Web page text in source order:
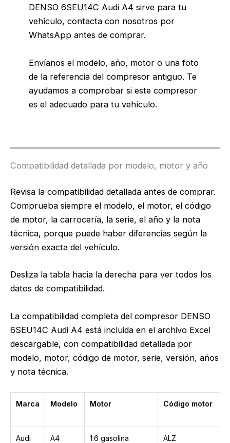
DENSO 6SEU14C Audi A4 sirve para tu
vehículo, contacta con nosotros por
WhatsApp antes de comprar.
Envíanos el modelo, año, motor o una foto
de la referencia del compresor antiguo. Te
ayudamos a comprobar si este compresor
es el adecuado para tu vehículo.
Compatibilidad detallada por modelo, motor y año
Revisa la compatibilidad detallada antes de comprar.
Comprueba siempre el modelo, el motor, el código
de motor, la carrocería, la serie, el año y la nota
técnica, porque puede haber diferencias según la
versión exacta del vehículo.
Desliza la tabla hacia la derecha para ver todos los
datos de compatibilidad.
La compatibilidad completa del compresor DENSO
6SEU14C Audi A4 está incluida en el archivo Excel
descargable, con compatibilidad detallada por
modelo, motor, código de motor, serie, versión, años
y nota técnica.
Marca Modelo Motor Código motor
Audi A4 1.6 gasolina ALZ